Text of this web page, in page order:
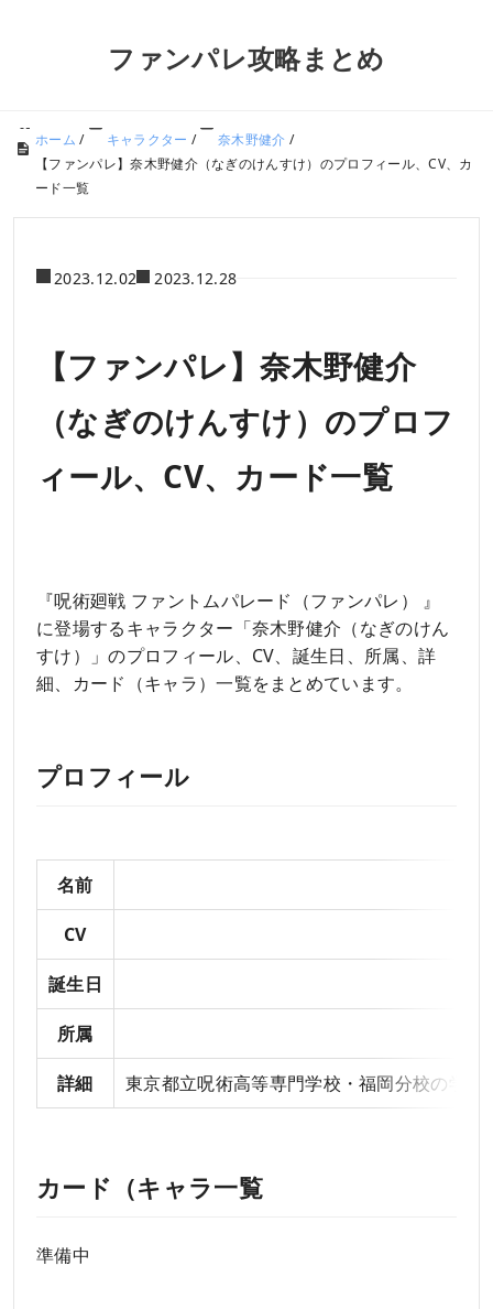
ファンパレ攻略まとめ
ホーム / キャラクター / 奈木野健介 /
【ファンパレ】奈木野健介（なぎのけんすけ）のプロフィール、CV、カ
ード一覧
2023.12.02 2023.12.28
【ファンパレ】奈木野健介
（なぎのけんすけ）のプロフ
ィール、CV、カード一覧
『呪術廻戦 ファントムパレード（ファンパレ） 』
に登場するキャラクター「奈木野健介（なぎのけん
すけ）」のプロフィール、CV、誕生日、所属、詳
細、カード（キャラ）一覧をまとめています。
プロフィール
名前
CV
誕生日
所属
詳細 東京都立呪術高等専門学校・福岡分校の学
カード（キャラ一覧
準備中